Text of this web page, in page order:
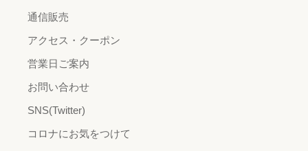
通信販売
アクセス・クーポン
営業日ご案内
お問い合わせ
SNS(Twitter)
コロナにお気をつけて